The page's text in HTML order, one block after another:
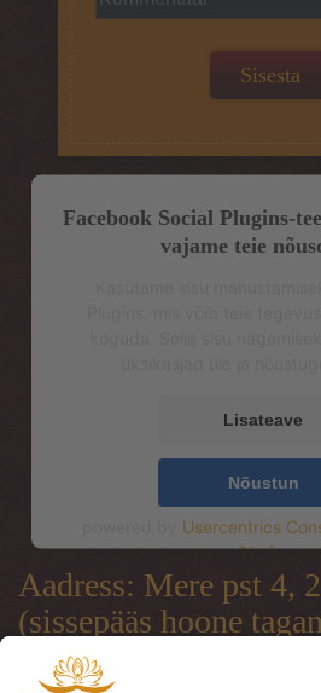
Facebook Social Plugins-
vajame teie
Lisateave
Nõustun
Usercentrics
Platform
Aadress: Mere pst 4,
(sissepääs hoone
terrassi läbi)